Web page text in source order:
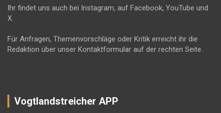
Ihr findet uns auch bei Instagram, auf Facebook, YouTube und
X.
Für Anfragen, Themenvorschläge oder Kritik erreicht ihr die
Redaktion über unser Kontaktformular auf der rechten Seite.
Vogtlandstreicher APP